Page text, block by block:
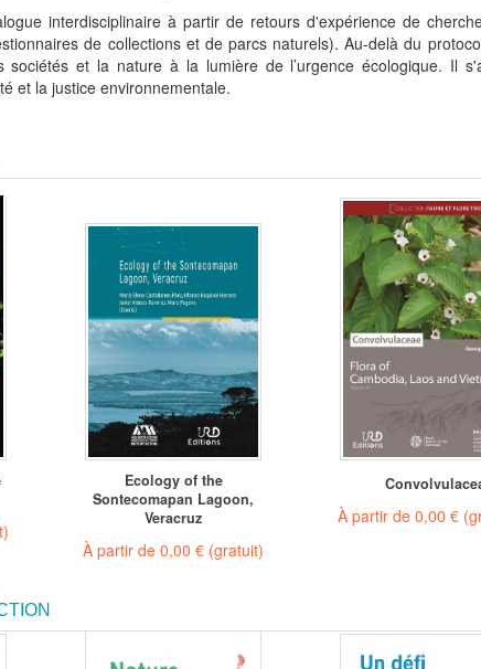
interdisciplinaire à partir de retours d'expérience de
de collections et de parcs naturels). Au-delà du
sociétés et la nature à la lumière de l’urgence écologique. Il
et la justice environnementale.
Ecology of the
Sontecomapan Lagoon,
Veracruz
À partir de 0,00 € (gratuit)
À partir de 0,00 €